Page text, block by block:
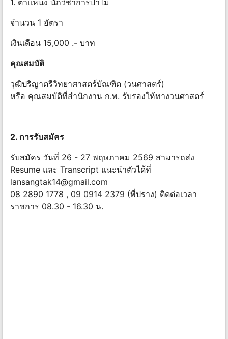
1. ตำแหน่ง นักวิชาการป่าไม้
จำนวน 1 อัตรา
เงินเดือน 15,000 .- บาท
คุณสมบัติ
วุฒิปริญาตรีวิทยาศาสตร์บัณฑิต (วนศาสตร์)
หรือ คุณสมบัติที่สำนักงาน ก.พ. รับรองให้ทางวนศาสตร์
2. การรับสมัคร
รับสมัคร วันที่ 26 - 27 พฤษภาคม 2569 สามารถส่ง
Resume และ Transcript แนะนำตัวได้ที่
lansangtak14@gmail.com
08 2890 1778 , 09 0914 2379 (พี่ปราง) ติดต่อเวลา
ราชการ 08.30 - 16.30 น.